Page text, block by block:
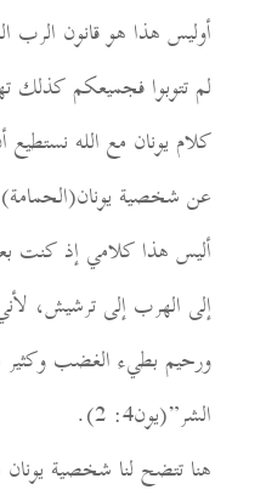
أوليس هذا هو قانون الرب
كلام يونان مع الله
عن شخصية
أليس هذا كلامي إذ كنت
إلى الهرب إلى ترشيش،
ورحيم بطيء الغضب وكثير
الشر”(يون4: 2).
هنا تتضح لنا شخصية يونان